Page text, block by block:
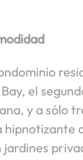
el
y a sólo
hipnotizante